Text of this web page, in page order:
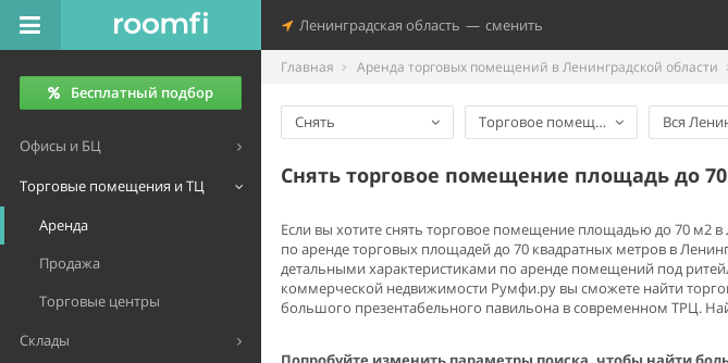
Ленинградская область — сменить
Бесплатный подбор
Офисы и БЦ
Торговые помещения и ТЦ
Аренда
Продажа
Торговые центры
Склады
Главная Аренда торговых помещений в Ленинградской области
Снять Торговое помещение Вся
Снять торговое помещение площадь до
Если вы хотите снять торговое помещение площадью до 70 м2
по аренде торговых площадей до 70 квадратных метров в
детальными характеристиками по аренде помещений под
коммерческой недвижимости Румфи.ру вы сможете найти
большого презентабельного павильона в современном ТРЦ.